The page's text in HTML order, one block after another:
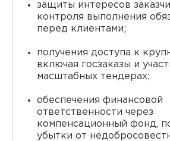
защиты интересов
контроля выполнения
перед клиентами;
получения доступа к
включая госзаказы и
масштабных тендерах;
обеспечения финансовой
ответственности через
компенсационный фонд,
убытки от